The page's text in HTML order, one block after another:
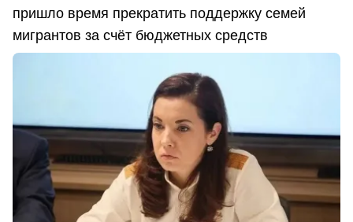
пришло время прекратить поддержку семей
мигрантов за счёт бюджетных средств